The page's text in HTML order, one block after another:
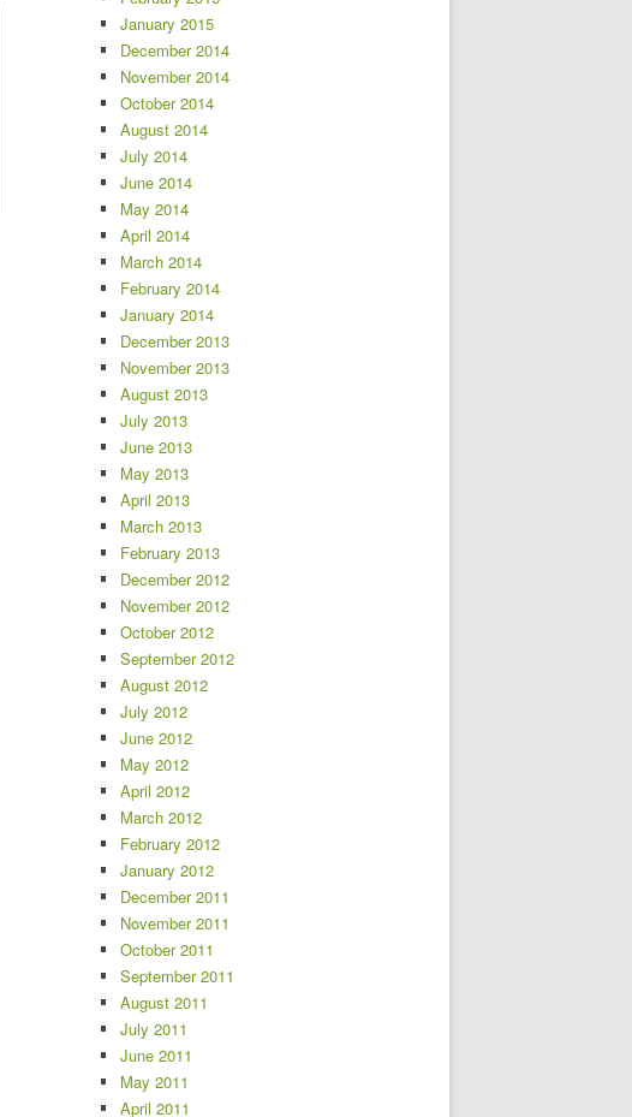
January 2015
December 2014
November 2014
October 2014
August 2014
July 2014
June 2014
May 2014
April 2014
March 2014
February 2014
January 2014
December 2013
November 2013
August 2013
July 2013
June 2013
May 2013
April 2013
March 2013
February 2013
December 2012
November 2012
October 2012
September 2012
August 2012
July 2012
June 2012
May 2012
April 2012
March 2012
February 2012
January 2012
December 2011
November 2011
October 2011
September 2011
August 2011
July 2011
June 2011
May 2011
April 2011